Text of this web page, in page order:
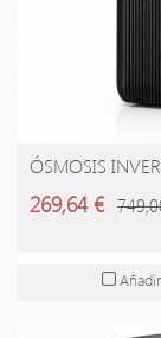
AÑADIR
ÓSMOSIS
269,64 €